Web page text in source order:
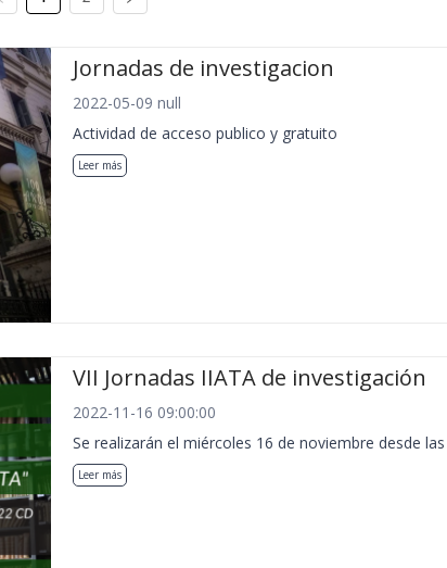
Jornadas de investigacion
2022-05-09 null
Actividad de acceso publico y gratuito
Leer más
VII Jornadas IIATA de investigación
2022-11-16 09:00:00
Se realizarán el miércoles 16 de noviembre desde las
Leer más